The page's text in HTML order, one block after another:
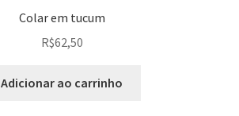
Colar em tucum
R$62,50
Adicionar ao carrinho